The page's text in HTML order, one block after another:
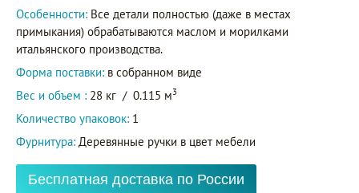
Особенности: Все детали полностью (даже в местах
примыкания) обрабатываются маслом и морилками
итальянского производства.
Форма поставки: в собранном виде
Вес и объем : 28 кг / 0.115 м3
Количество упаковок: 1
Фурнитура: Деревянные ручки в цвет мебели
Бесплатная доставка по России